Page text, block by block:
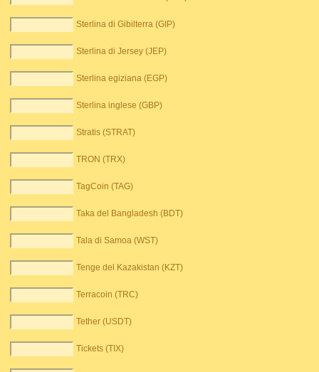
Sterlina di Gibilterra (GIP)
Sterlina di Jersey (JEP)
Sterlina egiziana (EGP)
Sterlina inglese (GBP)
Stratis (STRAT)
TRON (TRX)
TagCoin (TAG)
Taka del Bangladesh (BDT)
Tala di Samoa (WST)
Tenge del Kazakistan (KZT)
Terracoin (TRC)
Tether (USDT)
Tickets (TIX)